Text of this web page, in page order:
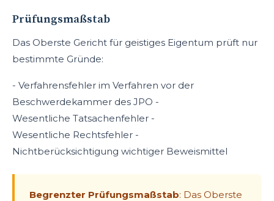
Prüfungsmaßstab
Das Oberste Gericht für geistiges Eigentum prüft nur
bestimmte Gründe:
- Verfahrensfehler im Verfahren vor der
Beschwerdekammer des JPO -
Wesentliche Tatsachenfehler -
Wesentliche Rechtsfehler -
Nichtberücksichtigung wichtiger Beweismittel
Begrenzter Prüfungsmaßstab: Das Oberste